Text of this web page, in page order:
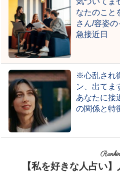
なたのこと
さん/容姿
急接近日
※心乱され
ン、出てま
あなたに接
の関係と特
【私を好きな人占い